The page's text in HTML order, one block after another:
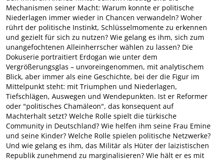
Mechanismen seiner Macht: Warum konnte er politische
Niederlagen immer wieder in Chancen verwandeln? Woher
rührt der politische Instinkt, Schlüsselmomente zu erkennen
und gezielt für sich zu nutzen? Wie gelang es ihm, sich zum
unangefochtenen Alleinherrscher wählen zu lassen? Die
Dokuserie portraitiert Erdogan wie unter dem
Vergrößerungsglas – unvoreingenommen, mit analytischem
Blick, aber immer als eine Geschichte, bei der die Figur im
Mittelpunkt steht: mit Triumphen und Niederlagen,
Tiefschlägen, Auswegen und Wendepunkten. Ist er Reformer
oder "politisches Chamäleon", das konsequent auf
Machterhalt setzt? Welche Rolle spielt die türkische
Community in Deutschland? Wie helfen ihm seine Frau Emine
und seine Kinder? Welche Rolle spielen politische Netzwerke?
Und wie gelang es ihm, das Militär als Hüter der laizistischen
Republik zunehmend zu marginalisieren? Wie hält er es mit